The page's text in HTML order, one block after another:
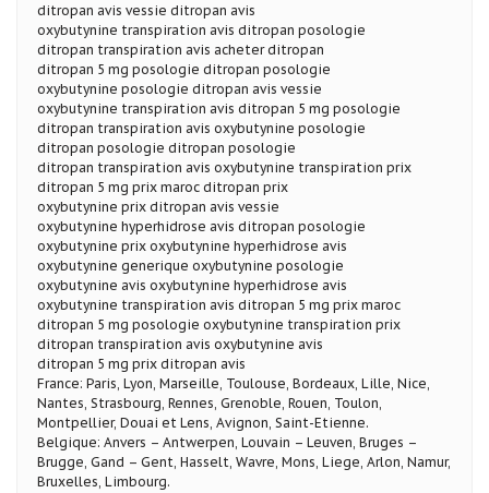
ditropan avis vessie ditropan avis
oxybutynine transpiration avis ditropan posologie
ditropan transpiration avis acheter ditropan
ditropan 5 mg posologie ditropan posologie
oxybutynine posologie ditropan avis vessie
oxybutynine transpiration avis ditropan 5 mg posologie
ditropan transpiration avis oxybutynine posologie
ditropan posologie ditropan posologie
ditropan transpiration avis oxybutynine transpiration prix
ditropan 5 mg prix maroc ditropan prix
oxybutynine prix ditropan avis vessie
oxybutynine hyperhidrose avis ditropan posologie
oxybutynine prix oxybutynine hyperhidrose avis
oxybutynine generique oxybutynine posologie
oxybutynine avis oxybutynine hyperhidrose avis
oxybutynine transpiration avis ditropan 5 mg prix maroc
ditropan 5 mg posologie oxybutynine transpiration prix
ditropan transpiration avis oxybutynine avis
ditropan 5 mg prix ditropan avis
France: Paris, Lyon, Marseille, Toulouse, Bordeaux, Lille, Nice,
Nantes, Strasbourg, Rennes, Grenoble, Rouen, Toulon,
Montpellier, Douai et Lens, Avignon, Saint-Etienne.
Belgique: Anvers – Antwerpen, Louvain – Leuven, Bruges –
Brugge, Gand – Gent, Hasselt, Wavre, Mons, Liege, Arlon, Namur,
Bruxelles, Limbourg.